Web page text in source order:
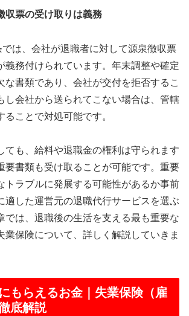
収票の受け取りは義務
は、会社が退職者に対して源泉徴収票
義務付けられています。年末調整や確定
な書類であり、会社が交付を拒否するこ
し会社から送られてこない場合は、管轄
ことで対処可能です。
ても、給料や退職金の権利は守られます
要書類も受け取ることが可能です。重要
トラブルに発展する可能性があるか事前
適した運営元の退職代行サービスを選ぶ
では、退職後の生活を支える最も重要な
業保険について、詳しく解説していきま
もらえるお金｜失業保険（雇
底解説